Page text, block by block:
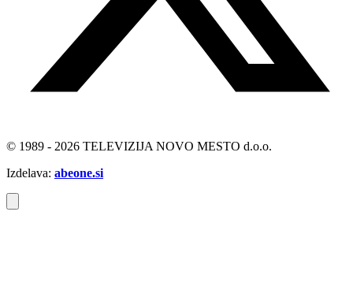
© 1989 - 2026 TELEVIZIJA NOVO MESTO d.o.o.
Izdelava: abeone.si